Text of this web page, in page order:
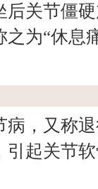
后关节僵
为“休息
，又称
引起关节